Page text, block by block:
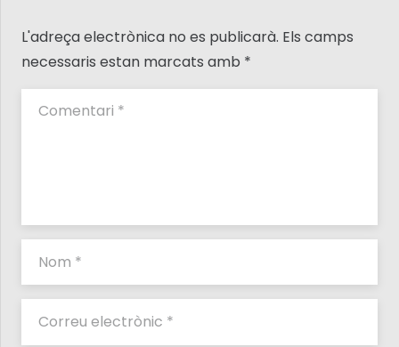
L'adreça electrònica no es publicarà. Els camps
necessaris estan marcats amb *